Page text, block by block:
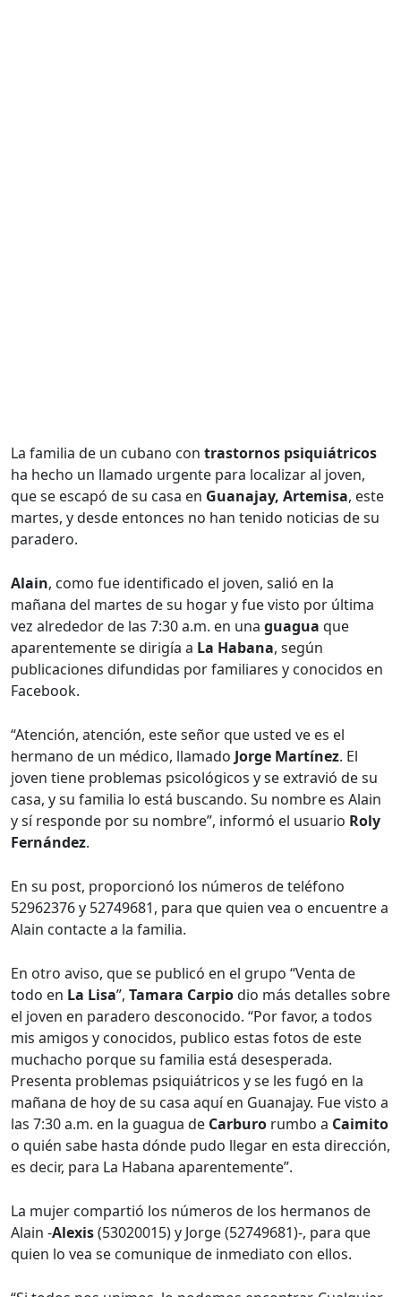
La familia de un cubano con trastornos psiquiátricos
ha hecho un llamado urgente para localizar al joven,
que se escapó de su casa en Guanajay, Artemisa, este
martes, y desde entonces no han tenido noticias de su
paradero.
Alain, como fue identificado el joven, salió en la
mañana del martes de su hogar y fue visto por última
vez alrededor de las 7:30 a.m. en una guagua que
aparentemente se dirigía a La Habana, según
publicaciones difundidas por familiares y conocidos en
Facebook.
“Atención, atención, este señor que usted ve es el
hermano de un médico, llamado Jorge Martínez. El
joven tiene problemas psicológicos y se extravió de su
casa, y su familia lo está buscando. Su nombre es Alain
y sí responde por su nombre”, informó el usuario Roly
Fernández.
En su post, proporcionó los números de teléfono
52962376 y 52749681, para que quien vea o encuentre a
Alain contacte a la familia.
En otro aviso, que se publicó en el grupo “Venta de
todo en La Lisa”, Tamara Carpiodio más detalles sobre
el joven en paradero desconocido. “Por favor, a todos
mis amigos y conocidos, publico estas fotos de este
muchacho porque su familia está desesperada.
Presenta problemas psiquiátricos y se les fugó en la
mañana de hoy de su casa aquí en Guanajay. Fue visto a
las 7:30 a.m. en la guagua de Carburo rumbo a Caimito
o quién sabe hasta dónde pudo llegar en esta dirección,
es decir, para La Habana aparentemente”.
La mujer compartió los números de los hermanos de
Alain -Alexis(53020015) y Jorge (52749681)-, para que
quien lo vea se comunique de inmediato con ellos.